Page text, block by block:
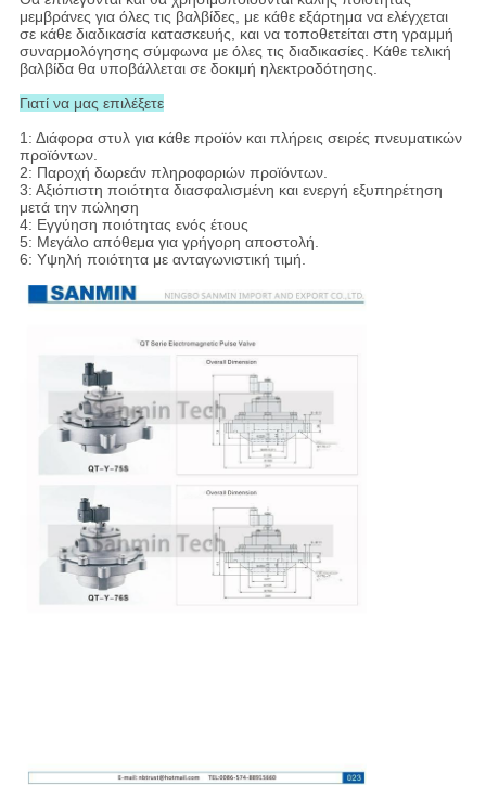
μεμβράνες για όλες τις βαλβίδες, με κάθε εξάρτημα να ελέγχεται
σε κάθε διαδικασία κατασκευής, και να τοποθετείται στη γραμμή
συναρμολόγησης σύμφωνα με όλες τις διαδικασίες. Κάθε τελική
βαλβίδα θα υποβάλλεται σε δοκιμή ηλεκτροδότησης.
Γιατί να μας επιλέξετε
1: Διάφορα στυλ για κάθε προϊόν και πλήρεις σειρές πνευματικών
προϊόντων.
2: Παροχή δωρεάν πληροφοριών προϊόντων.
3: Αξιόπιστη ποιότητα διασφαλισμένη και ενεργή εξυπηρέτηση
μετά την πώληση
4: Εγγύηση ποιότητας ενός έτους
5: Μεγάλο απόθεμα για γρήγορη αποστολή.
6: Υψηλή ποιότητα με ανταγωνιστική τιμή.